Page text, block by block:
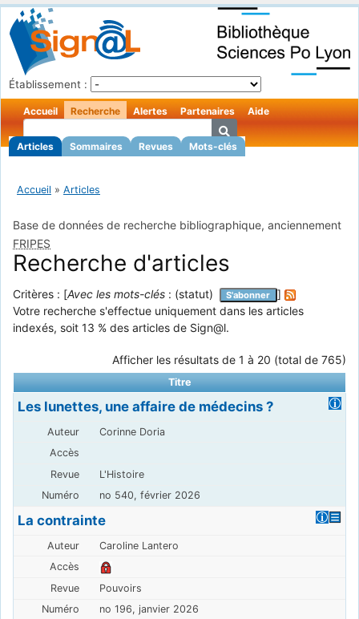
Établissement :
Accueil Recherche
Articles Sommaires Revues Mots-clés
Alertes Partenaires Aide
Accueil » Articles
Base de données de recherche bibliographique, anciennement
FRIPES
Recherche d'articles
Critères : [Avec les mots-clés : (statut) S'abonner
]
Votre recherche s'effectue uniquement dans les articles
indexés, soit 13 % des articles de Sign@l.
Afficher les résultats de 1 à 20 (total de 765)
Titre
Les lunettes, une affaire de médecins ?
Corinne Doria
L'Histoire
no 540, février 2026
La contrainte
Caroline Lantero
Pouvoirs
no 196, janvier 2026